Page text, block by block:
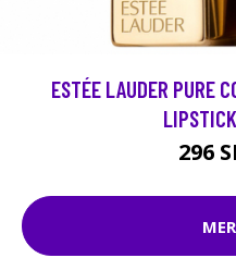
ESTÉE LAUDER PURE
296